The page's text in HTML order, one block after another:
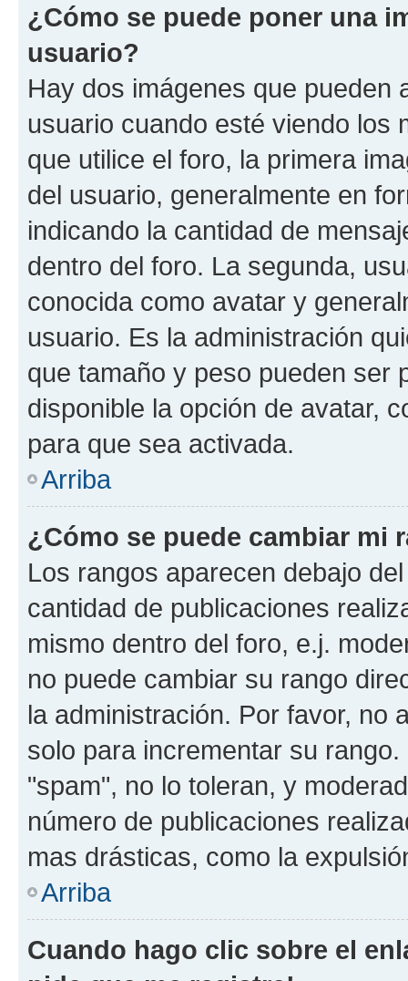
¿Cómo se puede poner una
usuario?
Hay dos imágenes que pueden
usuario cuando esté viendo los
que utilice el foro, la primera
del usuario, generalmente en
indicando la cantidad de
dentro del foro. La segunda,
conocida como avatar y
usuario. Es la administración
que tamaño y peso pueden ser
disponible la opción de avatar,
para que sea activada.
Arriba
¿Cómo se puede cambiar mi
Los rangos aparecen debajo
cantidad de publicaciones
mismo dentro del foro, e.j.
no puede cambiar su rango
la administración. Por favor, no
solo para incrementar su
"spam", no lo toleran, y
número de publicaciones
mas drásticas, como la
Arriba
Cuando hago clic sobre el